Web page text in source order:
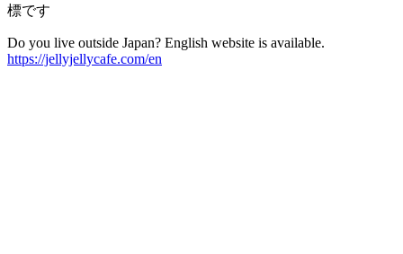
標です
Do you live outside Japan? English website is available.
https://jellyjellycafe.com/en